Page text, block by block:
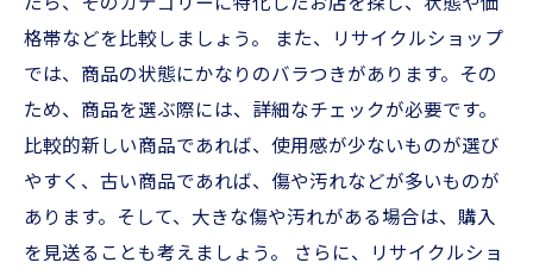
格帯などを比較しましょう。 また、リサイクルショップ
では、商品の状態にかなりのバラつきがあります。その
ため、商品を選ぶ際には、詳細なチェックが必要です。
比較的新しい商品であれば、使用感が少ないものが選び
やすく、古い商品であれば、傷や汚れなどが多いものが
あります。そして、大きな傷や汚れがある場合は、購入
を見送ることも考えましょう。 さらに、リサイクルショ